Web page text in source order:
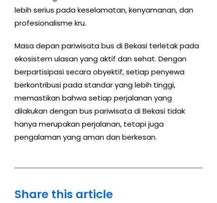
lebih serius pada keselamatan, kenyamanan, dan
profesionalisme kru.
Masa depan pariwisata bus di Bekasi terletak pada
ekosistem ulasan yang aktif dan sehat. Dengan
berpartisipasi secara obyektif, setiap penyewa
berkontribusi pada standar yang lebih tinggi,
memastikan bahwa setiap perjalanan yang
dilakukan dengan bus pariwisata di Bekasi tidak
hanya merupakan perjalanan, tetapi juga
pengalaman yang aman dan berkesan.
Share this article